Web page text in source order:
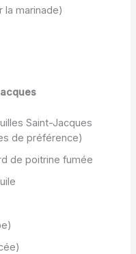
la marinade)
Saint-Jacques
de préférence)
de poitrine fumée